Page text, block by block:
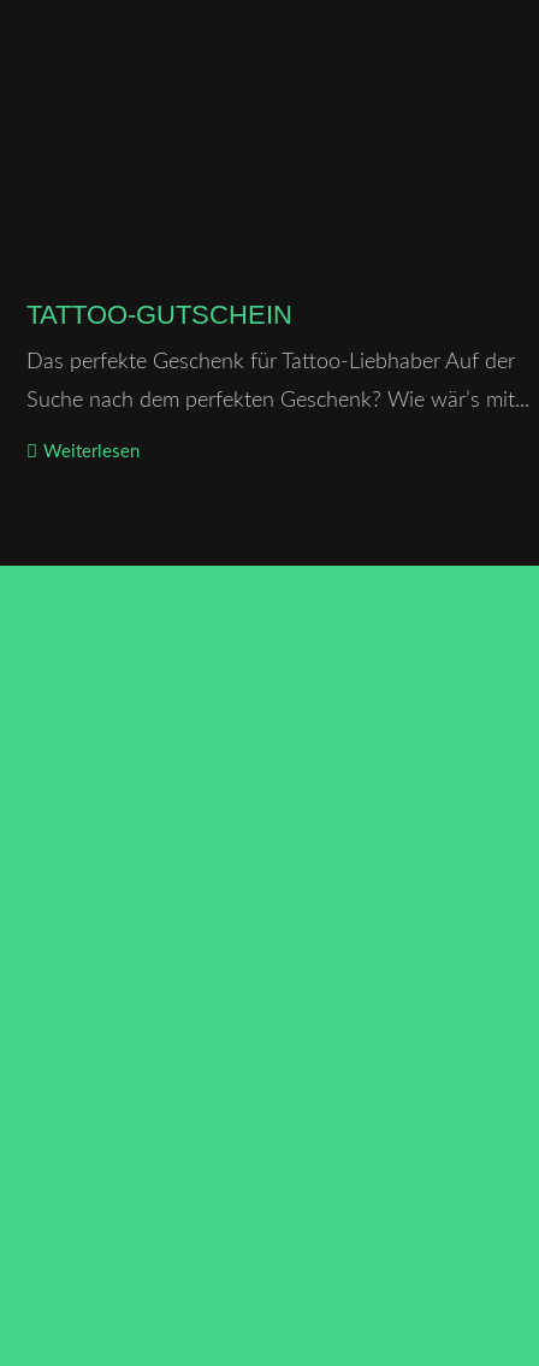
TATTOO-GUTSCHEIN
Das perfekte Geschenk für Tattoo-Liebhaber Auf der
Suche nach dem perfekten Geschenk? Wie wär’s mit...
Weiterlesen